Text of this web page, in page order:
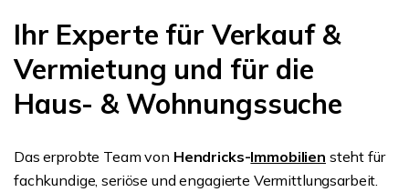
Ihr Experte für Verkauf &
Vermietung und für die
Haus- & Wohnungssuche
Das erprobte Team von Hendricks-Immobilien steht für
fachkundige, seriöse und engagierte Vermittlungsarbeit.